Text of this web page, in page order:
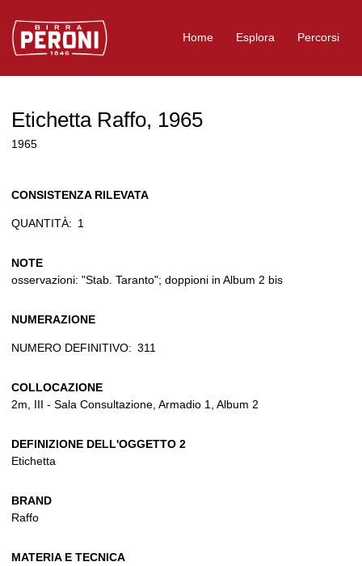
Logo Birra Peroni
Home Esplora Percorsi
Etichetta Raffo, 1965
1965
CONSISTENZA RILEVATA
QUANTITÀ: 1
NOTE
osservazioni: "Stab. Taranto"; doppioni in Album 2 bis
NUMERAZIONE
NUMERO DEFINITIVO: 311
COLLOCAZIONE
2m, III - Sala Consultazione, Armadio 1, Album 2
DEFINIZIONE DELL'OGGETTO 2
Etichetta
BRAND
Raffo
MATERIA E TECNICA